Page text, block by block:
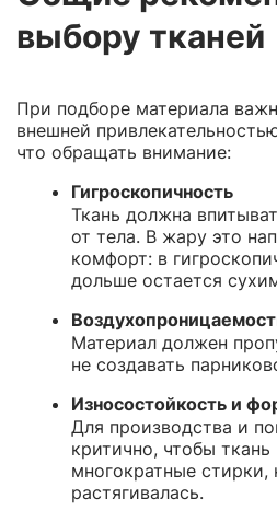
выбору тканей
При подборе материала
внешней
что обращать внимание:
Гигроскопичность
Ткань должна
от тела. В жару это
комфорт: в
дольше остается
Материал должен
не создавать
Износостойкость и
Для производства и
критично, чтобы
многократные стирки,
растягивалась.